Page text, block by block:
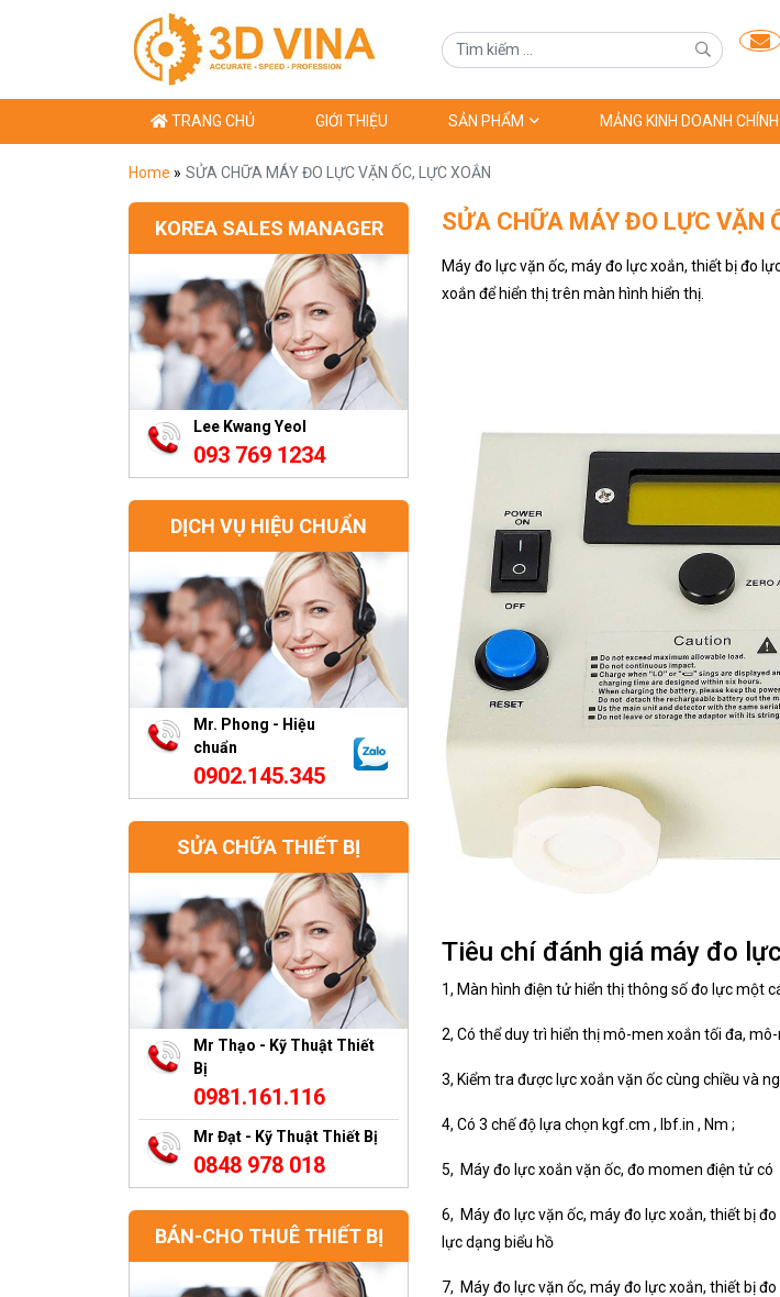
TRANG CHỦ GIỚI THIỆU SẢN PHẨM MẢNG KINH DOANH CHÍNH
Home » SỬA CHỮA MÁY ĐO LỰC VẶN ỐC, LỰC XOẮN
KOREA SALES MANAGER
Lee Kwang Yeol
093 769 1234
DỊCH VỤ HIỆU CHUẨN
Mr. Phong - Hiệu
chuẩn
0902.145.345
SỬA CHỮA THIẾT BỊ
Mr Thạo - Kỹ Thuật Thiết
Bị
0981.161.116
Mr Đạt - Kỹ Thuật Thiết Bị
0848 978 018
BÁN-CHO THUÊ THIẾT BỊ
SỬA CHỮA MÁY ĐO LỰC VẶN
Máy đo lực vặn ốc, máy đo lực xoắn, thiết bị đo
xoắn để hiển thị trên màn hình hiển thị.
Tiêu chí đánh giá máy đo
1, Màn hình điện tử hiển thị thông số đo lực một
2, Có thể duy trì hiển thị mô-men xoắn tối đa,
3, Kiểm tra được lực xoắn vặn ốc cùng chiều và
4, Có 3 chế độ lựa chọn kgf.cm , lbf.in , Nm ;
5, Máy đo lực xoắn vặn ốc, đo momen điện tử có
6, Máy đo lực vặn ốc, máy đo lực xoắn, thiết bị
lực dạng biểu hồ
7, Máy đo lực vặn ốc, máy đo lực xoắn, thiết bị